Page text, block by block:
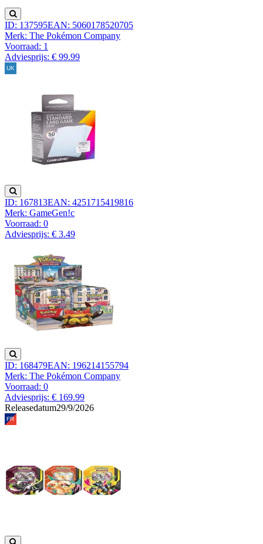
ID: 137595EAN: 5060178520705
Merk: The Pokémon Company
Voorraad: 1
Adviesprijs: € 99.99
ID: 167813EAN: 4251715419816
Merk: GameGen!c
Voorraad: 0
Adviesprijs: € 3.49
ID: 168479EAN: 196214155794
Merk: The Pokémon Company
Voorraad: 0
Adviesprijs: € 169.99
Releasedatum29/9/2026